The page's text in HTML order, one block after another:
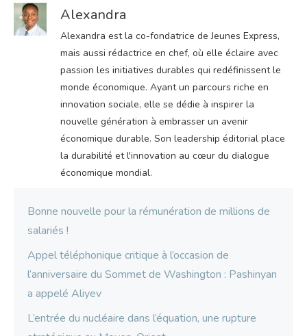
Alexandra
Alexandra est la co-fondatrice de Jeunes Express,
mais aussi rédactrice en chef, où elle éclaire avec
passion les initiatives durables qui redéfinissent le
monde économique. Ayant un parcours riche en
innovation sociale, elle se dédie à inspirer la
nouvelle génération à embrasser un avenir
économique durable. Son leadership éditorial place
la durabilité et l'innovation au cœur du dialogue
économique mondial.
Bonne nouvelle pour la rémunération de millions de
salariés !
Appel téléphonique critique à l’occasion de
l’anniversaire du Sommet de Washington : Pashinyan
a appelé Aliyev
L’entrée du nucléaire dans l’équation, une rupture